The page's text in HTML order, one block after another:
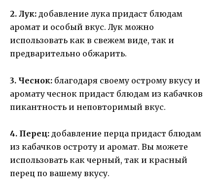
2. Лук: добавление лука придаст блюдам
аромат и особый вкус. Лук можно
использовать как в свежем виде, так и
предварительно обжарить.
3. Чеснок: благодаря своему острому вкусу и
аромату чеснок придаст блюдам из кабачков
пикантность и неповторимый вкус.
4. Перец: добавление перца придаст блюдам
из кабачков остроту и аромат. Вы можете
использовать как черный, так и красный
перец по вашему вкусу.